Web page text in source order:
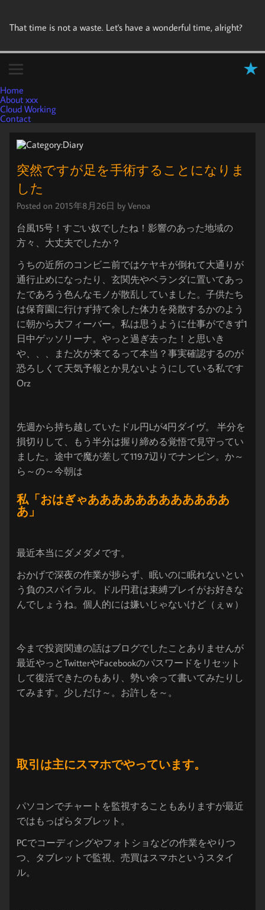
That time is not a waste. Let's have a wonderful time, alright?
Home
About xxx
Cloud Working
Contact
突然ですが足を手術することになりま
した
Posted on 2015年8月26日 by Venoa
台風15号！すごい奴でしたね！影響のあった地域の
方々、大丈夫でしたか？
うちの近所のコンビニ前ではケヤキが倒れて大通りが
通行止めになったり、玄関先やベランダに置いてあっ
たであろう色んなモノが散乱していました。子供たち
は保育園に行けず持て余した体力を発散するかのよう
に朝から大フィーバー。私は思うように仕事ができず1
日中ゲッソリーナ。やっと過ぎ去った！と思いき
や、、、また次が来てるって本当？事実確認するのが
恐ろしくて天気予報とか見ないようにしている私です
Orz
先週から持ち越していたドル円Lが4円ダイヴ。 半分を
損切りして、もう半分は握り締める覚悟で見守ってい
ました。途中で魔が差して119.7辺りでナンピン。か～
ら～の～今朝は
私「おはぎゃああああああああああああ
あ」
最近本当にダメダメです。
おかげで深夜の作業が捗らず、眠いのに眠れないとい
う負のスパイラル。ドル円君は束縛プレイがお好きな
んでしょうね。個人的には嫌いじゃないけど（ぇｗ）
今まで投資関連の話はブログでしたことありませんが
最近やっとTwitterやFacebookのパスワードをリセット
して復活できたのもあり、勢い余って書いてみたりし
てみます。少しだけ～。お許しを～。
取引は主にスマホでやっています。
パソコンでチャートを監視することもありますが最近
ではもっぱらタブレット。
PCでコーディングやフォトショなどの作業をやりつ
つ、タブレットで監視、売買はスマホというスタイ
ル。